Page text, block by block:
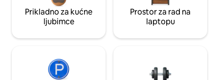
Prikladno za kućne
ljubimce
Prostor za rad na
laptopu